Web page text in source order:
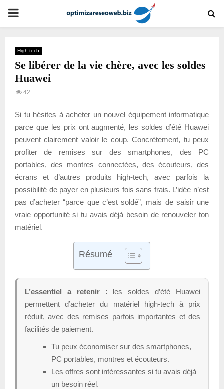
PRIMARY
High-tech
Se libérer de la vie chère, avec les soldes
Huawei
42
Si tu hésites à acheter un nouvel équipement informatique
parce que les prix ont augmenté, les soldes d’été Huawei
peuvent clairement valoir le coup. Concrètement, tu peux
profiter de remises sur des smartphones, des PC
portables, des montres connectées, des écouteurs, des
écrans et d’autres produits high-tech, avec parfois la
possibilité de payer en plusieurs fois sans frais. L’idée n’est
pas d’acheter “parce que c’est soldé”, mais de saisir une
vraie opportunité si tu avais déjà besoin de renouveler ton
matériel.
Résumé
L’essentiel a retenir : les soldes d’été Huawei
permettent d’acheter du matériel high-tech à prix
réduit, avec des remises parfois importantes et des
facilités de paiement.
Tu peux économiser sur des smartphones,
PC portables, montres et écouteurs.
Les offres sont intéressantes si tu avais déjà
un besoin réel.